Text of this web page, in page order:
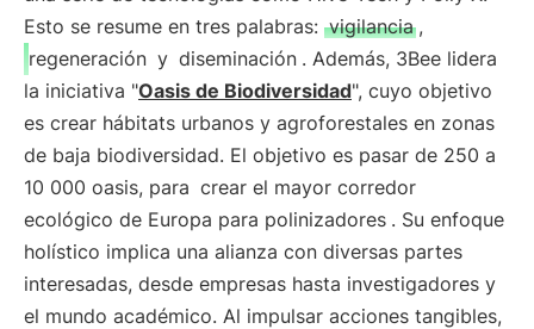
Esto se resume en tres palabras: vigilancia ,
regeneración y diseminación . Además, 3Bee lidera
la iniciativa "Oasis de Biodiversidad", cuyo objetivo
es crear hábitats urbanos y agroforestales en zonas
de baja biodiversidad. El objetivo es pasar de 250 a
10 000 oasis, para crear el mayor corredor
ecológico de Europa para polinizadores . Su enfoque
holístico implica una alianza con diversas partes
interesadas, desde empresas hasta investigadores y
el mundo académico. Al impulsar acciones tangibles,